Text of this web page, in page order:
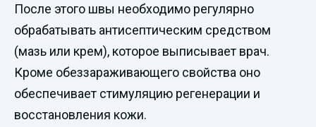
После этого швы необходимо регулярно
обрабатывать антисептическим средством
(мазь или крем), которое выписывает врач.
Кроме обеззараживающего свойства оно
обеспечивает стимуляцию регенерации и
восстановления кожи.